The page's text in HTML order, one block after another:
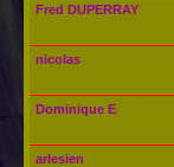
Fred DUPERRAY
nicolas
Dominique E
arlesien